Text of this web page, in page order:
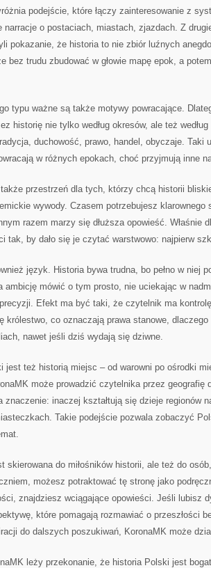
podejście, które łączy zainteresowanie z
narracje o postaciach, miastach, zjazdach. Z
pokazanie, że historia to nie zbiór luźnych
bez trudu zbudować w głowie mapę epok, a
typu ważne są także motywy powracające.
historię nie tylko według okresów, ale też
duchowość, prawo, handel, obyczaje. Taki
w różnych epokach, choć przyjmują inne
także przestrzeń dla tych, którzy chcą historii
wywody. Czasem potrzebujesz klarownego
razem marzy się dłuższa opowieść. Właśnie
tak, by dało się je czytać warstwowo: najpierw
język. Historia bywa trudna, bo pełno w niej
ambicję mówić o tym prosto, nie uciekając w
Efekt ma być taki, że czytelnik ma
królestwo, co oznaczają prawa stanowe, dlaczego
nawet jeśli dziś wydają się dziwne.
jest też historią miejsc – od warowni po ośrodki
może prowadzić czytelnika przez geografię
znaczenie: inaczej kształtują się dzieje regionów
Takie podejście pozwala zobaczyć
skierowana do miłośników historii, ale też do
możesz potraktować tę stronę jako
znajdziesz wciągające opowieści. Jeśli lubisz
które pomagają rozmawiać o przeszłości
do dalszych poszukiwań, KoronaMK może
leży przekonanie, że historia Polski jest